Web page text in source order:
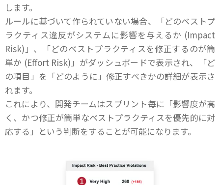
します。
ルールに基づいて作られていない場合、「どのベストプ
ラクティス違反がシステムに影響を与えるか (Impact
Risk)」、「どのベストプラクティスを修正するのが簡
単か (Effort Risk)」がダッシュボードで表示され、「ど
の項目」を「どのように」修正すべきかの詳細が表示さ
れます。
これにより、開発チームはスプリント毎に「影響度が高
く、かつ修正が簡単なベストプラクティスを優先的に対
応する」という判断をすることが可能になります。